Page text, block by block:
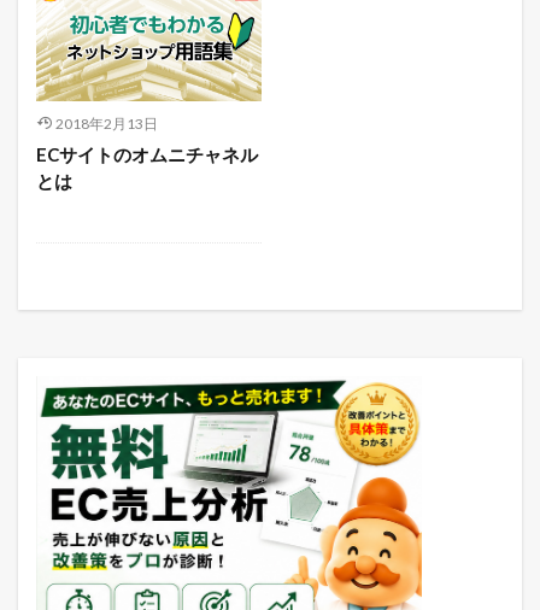
2018年2月13日
ECサイトのオムニチャネル
とは